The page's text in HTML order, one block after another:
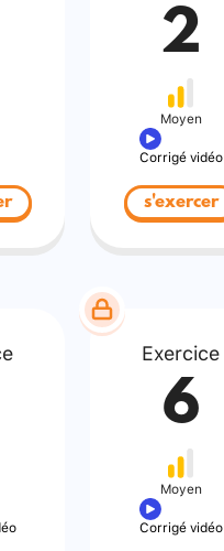
2
Moyen
Corrigé vidéo
s'exercer
Exercice
6
Moyen
Corrigé vidéo